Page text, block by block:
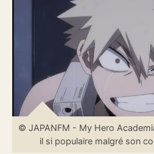
© JAPANFM - My Hero
il si populaire malgré son